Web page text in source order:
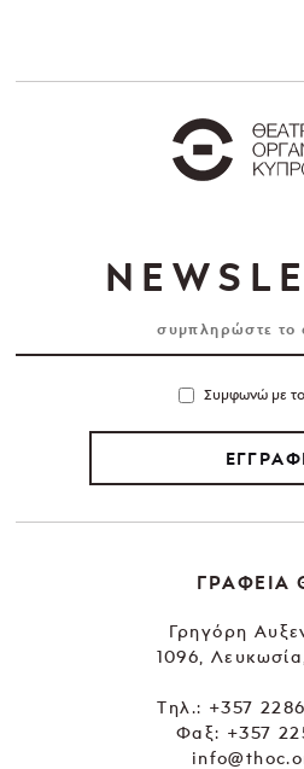
Συμφωνώ με
ΓΡΑΦΕΙΑ
Γρηγόρη
1096,
Tηλ.: +357
Φαξ: +357